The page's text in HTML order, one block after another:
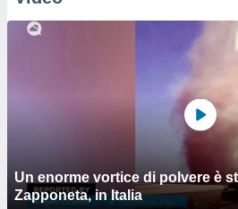
Un enorme vortice di polvere è
Zapponeta, in Italia